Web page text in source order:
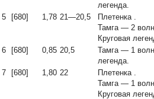
легенда.
5 [680] 1,78 21—20,5 Плетенка .
Тамга — 2
Круговая
6 [680] 0,85 20,5
Тамга — 1
легенда.
7 [680] 1,80 22 Плетенка .
Тамга — 1
Круговая